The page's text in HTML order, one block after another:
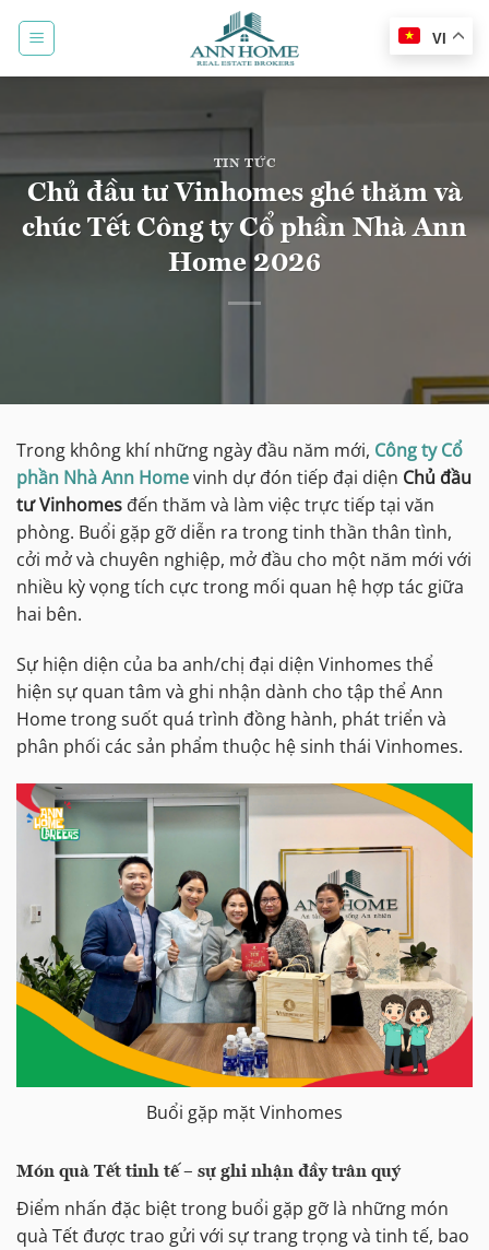
qua
VI
TIN TỨC
Chủ đầu tư Vinhomes ghé thăm và
chúc Tết Công ty Cổ phần Nhà Ann
Home 2026
Trong không khí những ngày đầu năm mới, Công ty Cổ
phần Nhà Ann Homevinh dự đón tiếp đại diện Chủ đầu
tư Vinhomes đến thăm và làm việc trực tiếp tại văn
phòng. Buổi gặp gỡ diễn ra trong tinh thần thân tình,
cởi mở và chuyên nghiệp, mở đầu cho một năm mới với
nhiều kỳ vọng tích cực trong mối quan hệ hợp tác giữa
hai bên.
Sự hiện diện của ba anh/chị đại diện Vinhomes thể
hiện sự quan tâm và ghi nhận dành cho tập thể Ann
Home trong suốt quá trình đồng hành, phát triển và
phân phối các sản phẩm thuộc hệ sinh thái Vinhomes.
Buổi gặp mặt Vinhomes
Món quà Tết tinh tế – sự ghi nhận đầy trân quý
Điểm nhấn đặc biệt trong buổi gặp gỡ là những món
quà Tết được trao gửi với sự trang trọng và tinh tế, bao